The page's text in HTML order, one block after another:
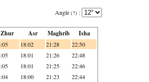
Angle (?) :
Zhur Asr Maghrib Isha
18:02 21:28 22:50
18:01 21:26 22:48
18:01 21:25 22:46
18:00 21:23 22:44